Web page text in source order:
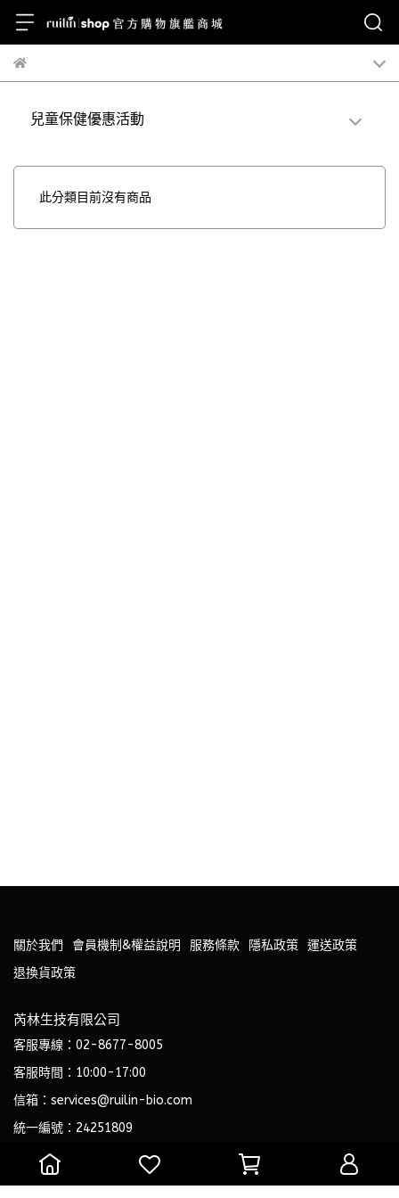
兒童保健優惠活動
此分類目前沒有商品
關於我們 會員機制&權益說明 服務條款 隱私政策 運送政策
退換貨政策
芮林生技有限公司
客服專線：02-8677-8005
客服時間：10:00-17:00
信箱：services@ruilin-bio.com
統一編號：24251809
專業藥師與營養師共同打造，安心有感的專業級保健品。